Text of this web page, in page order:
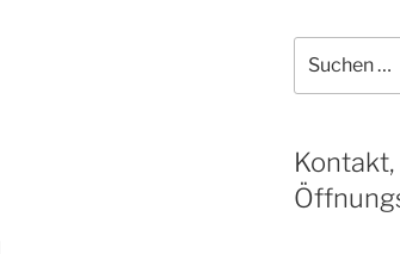
nach:
Kontakt,